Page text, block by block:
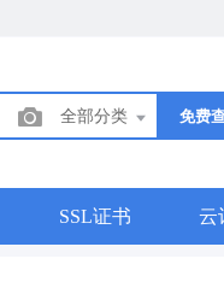
全部分类 免费
SSL证书 云